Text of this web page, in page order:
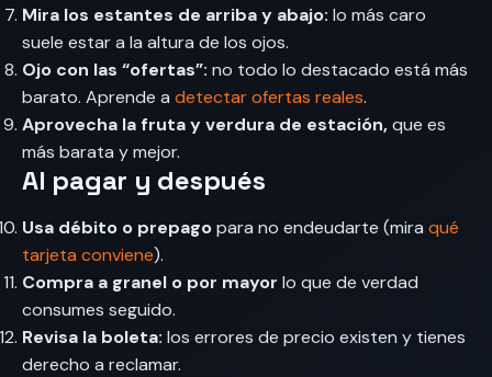
Mira los estantes de arriba y abajo: lo más caro
suele estar a la altura de los ojos.
Ojo con las “ofertas”: no todo lo destacado está más
barato. Aprende a detectar ofertas reales.
Aprovecha la fruta y verdura de estación,que es
más barata y mejor.
Al pagar y después
Usa débito o prepagopara no endeudarte (mira qué
tarjeta conviene).
Compra a granel o por mayor lo que de verdad
consumes seguido.
Revisa la boleta: los errores de precio existen y tienes
derecho a reclamar.